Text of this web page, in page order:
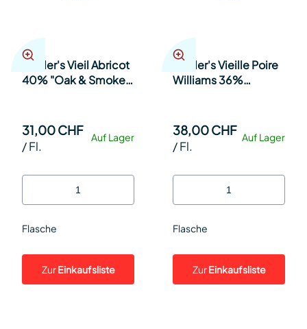
Studer's Vieil Abricot
40% "Oak & Smoke"
Auf Lager
31,00 CHF
/Fl.
Flasche
ZurEinkaufsliste
Studer's Vieille Poire
Williams 36%
Auf Lager
38,00 CHF
/Fl.
Flasche
ZurEinkaufsliste